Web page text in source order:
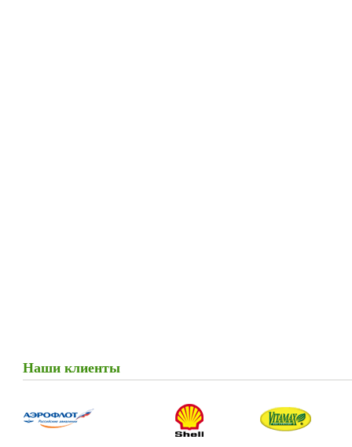
Наши клиенты